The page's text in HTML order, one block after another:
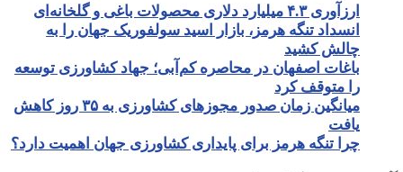
ارزآوری ۴.۳ میلیارد دلاری محصولات باغی و گلخانه‌ای
انسداد تنگه هرمز، بازار اسید سولفوریک جهان را به
چالش کشید
باغات اصفهان در محاصره کم‌آبی؛ جهاد کشاورزی توسعه
را متوقف کرد
میانگین زمان صدور مجوزهای کشاورزی به ۳۵ روز کاهش
یافت
چرا تنگه هرمز برای پایداری کشاورزی جهان اهمیت دارد؟